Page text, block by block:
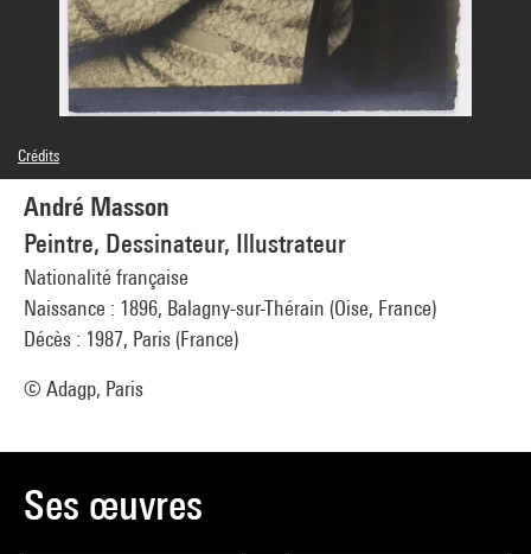
André Masson
Peintre, Dessinateur, Illustrateur
Nationalité française
Naissance : 1896, Balagny-sur-Thérain (Oise, France)
Décès : 1987, Paris (France)
© Adagp, Paris
Crédits
© Man Ray Trust / Adagp, Paris
Crédit photographique : Centre Pompidou, MNAM-CCI/Guy Carrard/Dist.
Réf. image : 4N58096
Diffusion image :GrandPalaisRmnPhoto
Ses œuvres